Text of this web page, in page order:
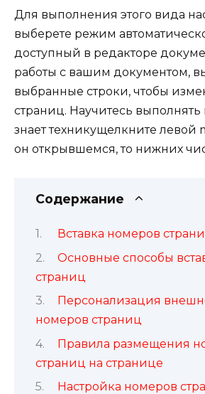
Для выполнения этого вида
выберете режим
доступный в редакторе
работы с вашим документом,
выбранные строки, чтобы
страниц. Научитеcь выполнять
знает техникущелкните
он открывшемся, то нижних
Содержание
Вставка номеров
Основные способы
страниц
Персонализация
номеров страниц
Правила размещения
страниц на странице
Настройка номеров